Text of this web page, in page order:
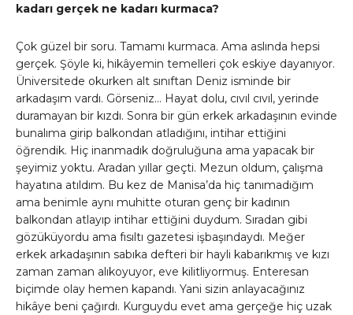
kadarı gerçek ne kadarı kurmaca?
Çok güzel bir soru. Tamamı kurmaca. Ama aslında hepsi
gerçek. Şöyle ki, hikâyemin temelleri çok eskiye dayanıyor.
Üniversitede okurken alt sınıftan Deniz isminde bir
arkadaşım vardı. Görseniz… Hayat dolu, cıvıl cıvıl, yerinde
duramayan bir kızdı. Sonra bir gün erkek arkadaşının evinde
bunalıma girip balkondan atladığını, intihar ettiğini
öğrendik. Hiç inanmadık doğruluğuna ama yapacak bir
şeyimiz yoktu. Aradan yıllar geçti. Mezun oldum, çalışma
hayatına atıldım. Bu kez de Manisa’da hiç tanımadığım
ama benimle aynı muhitte oturan genç bir kadının
balkondan atlayıp intihar ettiğini duydum. Sıradan gibi
gözüküyordu ama fısıltı gazetesi işbaşındaydı. Meğer
erkek arkadaşının sabıka defteri bir hayli kabarıkmış ve kızı
zaman zaman alıkoyuyor, eve kilitliyormuş. Enteresan
biçimde olay hemen kapandı. Yani sizin anlayacağınız
hikâye beni çağırdı. Kurguydu evet ama gerçeğe hiç uzak